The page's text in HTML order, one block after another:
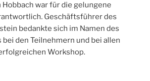
war für die gelungene
Geschäftsführer des
bedankte sich im Namen des
den Teilnehmern und bei allen
Workshop.